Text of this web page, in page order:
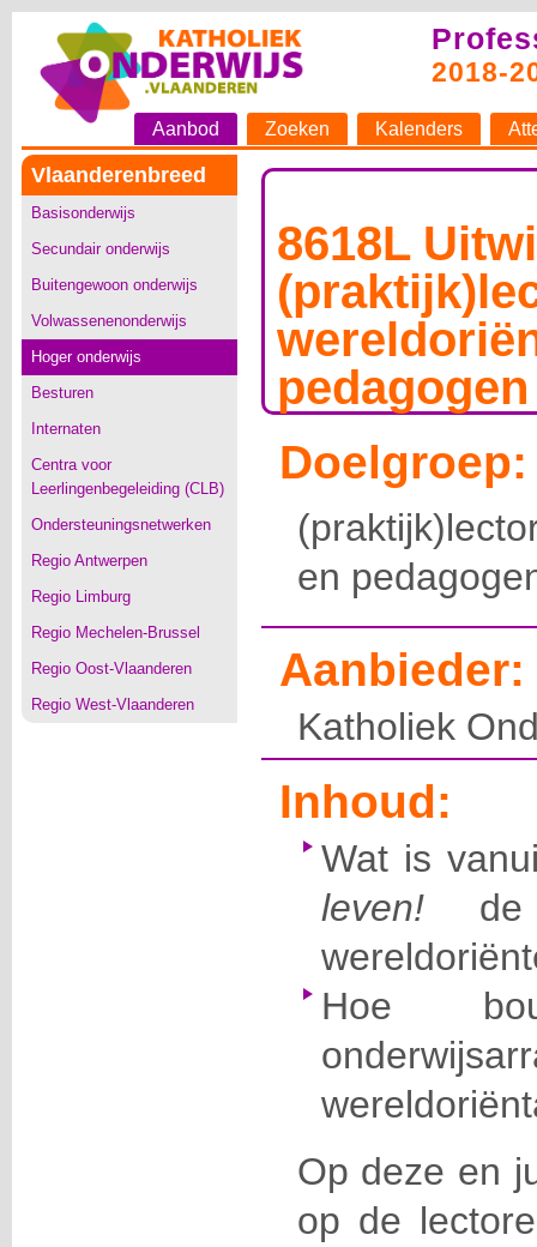
2018-
Aanbod Zoeken Kalenders
Vlaanderenbreed
Basisonderwijs
Secundair onderwijs
Buitengewoon onderwijs
Volwassenenonderwijs
Hoger onderwijs
Besturen
Internaten
Centra voor
Leerlingenbegeleiding (CLB)
Ondersteuningsnetwerken
Regio Antwerpen
Regio Limburg
Regio Mechelen-Brussel
Regio Oost-Vlaanderen
Regio West-Vlaanderen
8618L
pedagogen
Doelgroep:
en
Aanbieder:
Katholiek
Inhoud:
Wat is
leven!de
Hoe
Op deze en
op de